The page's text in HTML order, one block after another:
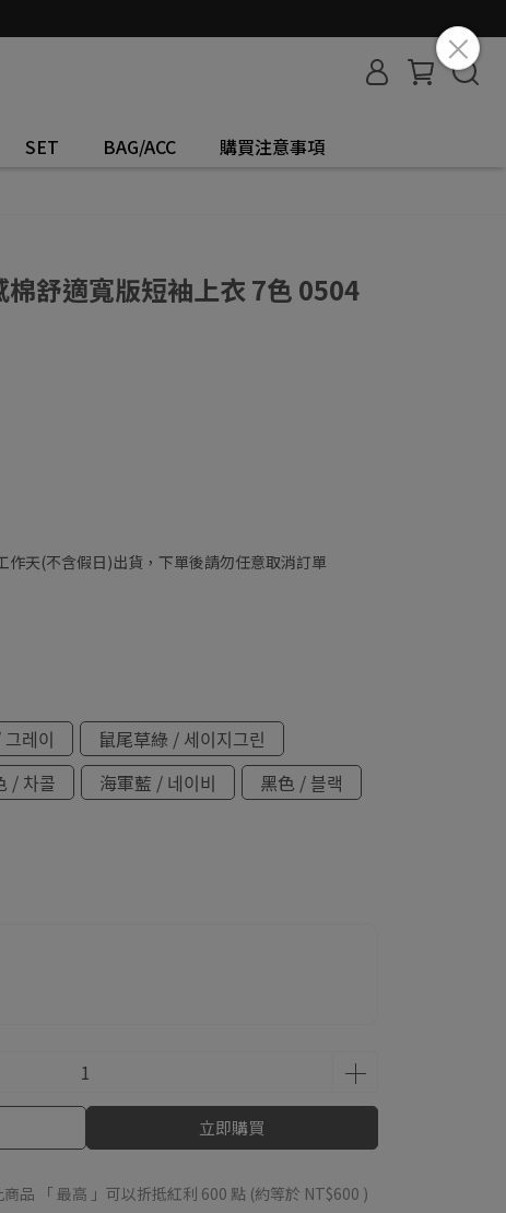
SET BAG/ACC 購買注意事項
舒適寬版短袖上衣 7色 0504
天(不含假日)出貨，下單後請勿任意取消訂單
레이
鼠尾草綠 / 세이지그린
/ 차콜 海軍藍 / 네이비
黑色 / 블랙
立即購買
商品 「 最高 」可以折抵紅利 600 點 (約等於 NT$600 )